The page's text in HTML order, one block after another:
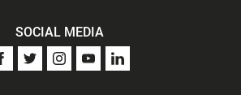
SOCIAL MEDIA